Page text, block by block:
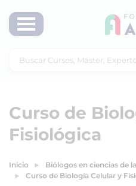
Curso de
Fisiológica
Inicio Biólogos en ciencias de
Curso de Biología Celular y